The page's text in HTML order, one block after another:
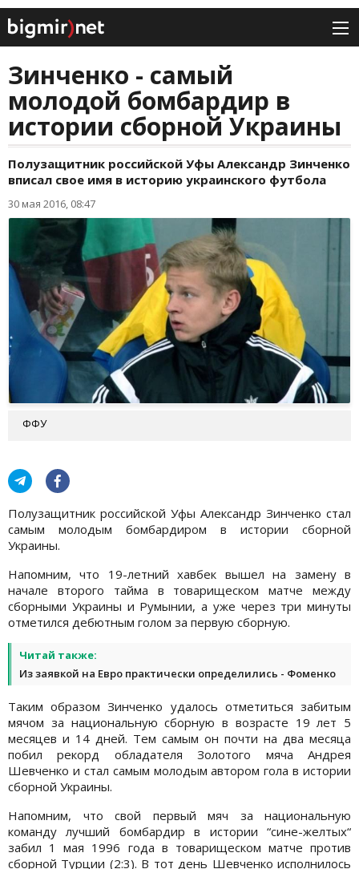
Зинченко - самый
молодой бомбардир в
истории сборной Украины
Полузащитник российской Уфы Александр Зинченко
вписал свое имя в историю украинского футбола
30 мая 2016, 08:47
ФФУ
Полузащитник российской Уфы Александр Зинченко стал
самым молодым бомбардиром в истории сборной
Украины.
Напомним, что 19-летний хавбек вышел на замену в
начале второго тайма в товарищеском матче между
сборными Украины и Румынии, а уже через три минуты
отметился дебютным голом за первую сборную.
Читай также:
Из заявкой на Евро практически определились - Фоменко
Таким образом Зинченко удалось отметиться забитым
мячом за национальную сборную в возрасте 19 лет 5
месяцев и 14 дней. Тем самым он почти на два месяца
побил рекорд обладателя Золотого мяча Андрея
Шевченко и стал самым молодым автором гола в истории
сборной Украины.
Напомним, что свой первый мяч за национальную
команду лучший бомбардир в истории “сине-желтых“
забил 1 мая 1996 года в товарищеском матче против
сборной Турции (2:3). В тот день Шевченко исполнилось